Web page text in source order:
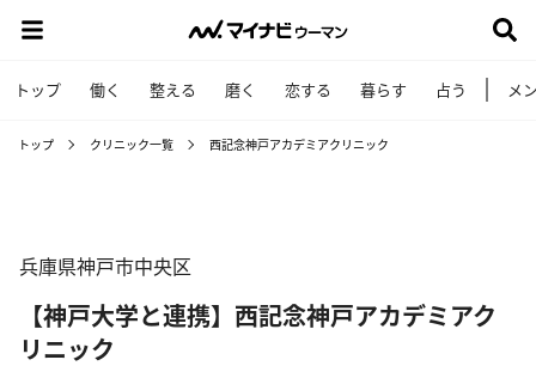
トップ 働く 整える 磨く 恋する 暮らす 占う メ
トップ クリニック一覧 西記念神戸アカデミアクリニック
兵庫県神戸市中央区
【神戸大学と連携】西記念神戸アカデミアク
リニック